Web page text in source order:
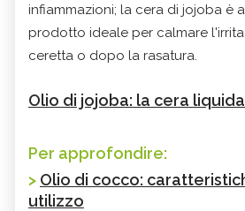
infiammazioni; la cera di jojoba è
prodotto ideale per calmare
ceretta o dopo la rasatura.
Olio di jojoba: la cera
Per approfondire:
> Olio di cocco:
utilizzo